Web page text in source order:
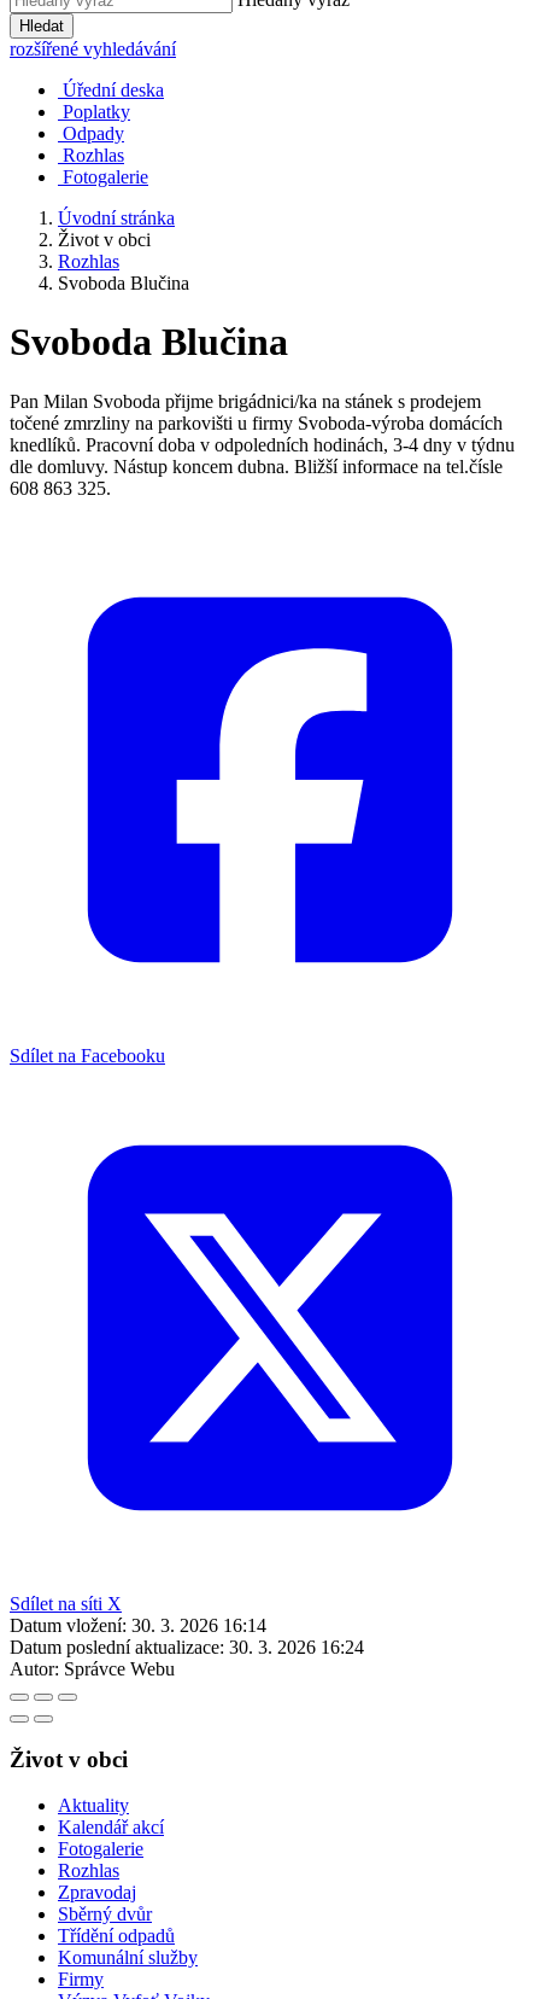
Hledat
rozšířené vyhledávání
Úřední deska
Poplatky
Odpady
Rozhlas
Fotogalerie
Úvodní stránka
Život v obci
Rozhlas
Svoboda Blučina
Svoboda Blučina
Pan Milan Svoboda přijme brigádnici/ka na stánek s prodejem
točené zmrzliny na parkovišti u firmy Svoboda-výroba domácích
knedlíků. Pracovní doba v odpoledních hodinách, 3-4 dny v týdnu
dle domluvy. Nástup koncem dubna. Bližší informace na tel.čísle
608 863 325.
Sdílet na Facebooku
Sdílet na síti X
Datum vložení: 30. 3. 2026 16:14
Datum poslední aktualizace: 30. 3. 2026 16:24
Autor: Správce Webu
Život v obci
Aktuality
Kalendář akcí
Fotogalerie
Rozhlas
Zpravodaj
Sběrný dvůr
Třídění odpadů
Komunální služby
Firmy